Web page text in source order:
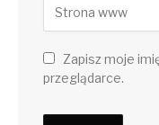
Zapisz moje
przeglądarce.